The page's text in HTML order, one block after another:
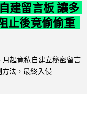
建留言板 讓多
止後竟偷偷重
起竟私自建立秘密留言
法，最終入侵